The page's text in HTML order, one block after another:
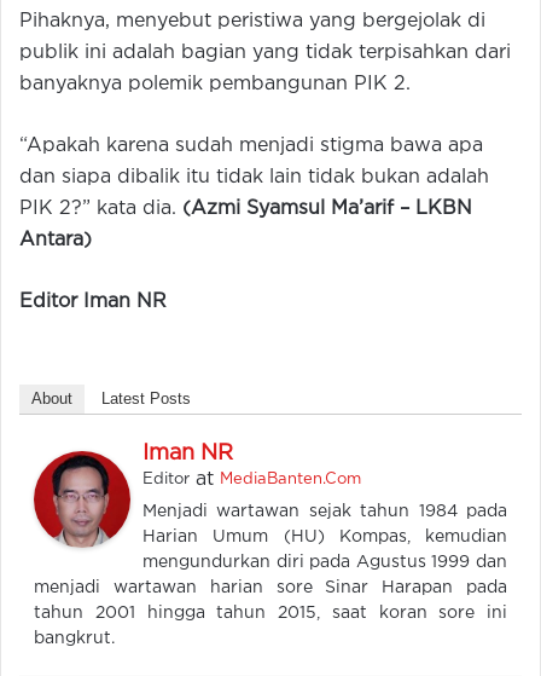
Pihaknya, menyebut peristiwa yang bergejolak di
publik ini adalah bagian yang tidak terpisahkan dari
banyaknya polemik pembangunan PIK 2.
“Apakah karena sudah menjadi stigma bawa apa
dan siapa dibalik itu tidak lain tidak bukan adalah
PIK 2?” kata dia. (Azmi Syamsul Ma’arif – LKBN
Antara)
Editor Iman NR
About Latest Posts
Iman NR
Editor at MediaBanten.Com
Menjadi wartawan sejak tahun 1984 pada
Harian Umum (HU) Kompas, kemudian
mengundurkan diri pada Agustus 1999 dan
menjadi wartawan harian sore Sinar Harapan pada
tahun 2001 hingga tahun 2015, saat koran sore ini
bangkrut.